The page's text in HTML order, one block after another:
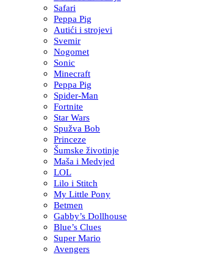
Safari
Peppa Pig
Autići i strojevi
Svemir
Nogomet
Sonic
Minecraft
Peppa Pig
Spider-Man
Fortnite
Star Wars
Spužva Bob
Princeze
Šumske životinje
Maša i Medvjed
LOL
Lilo i Stitch
My Little Pony
Betmen
Gabby’s Dollhouse
Blue’s Clues
Super Mario
Avengers